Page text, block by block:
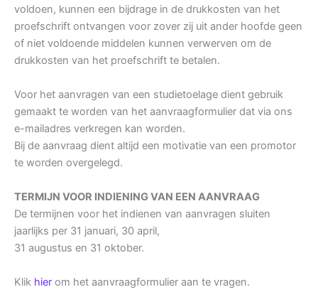
voldoen, kunnen een bijdrage in de drukkosten van het
proefschrift ontvangen voor zover zij uit ander hoofde geen
of niet voldoende middelen kunnen verwerven om de
drukkosten van het proefschrift te betalen.
Voor het aanvragen van een studietoelage dient gebruik
gemaakt te worden van het aanvraagformulier dat via ons
e-mailadres verkregen kan worden.
Bij de aanvraag dient altijd een motivatie van een promotor
te worden overgelegd.
TERMIJN VOOR INDIENING VAN EEN AANVRAAG
De termijnen voor het indienen van aanvragen sluiten
jaarlijks per 31 januari, 30 april,
31 augustus en 31 oktober.
Klik hier om het aanvraagformulier aan te vragen.